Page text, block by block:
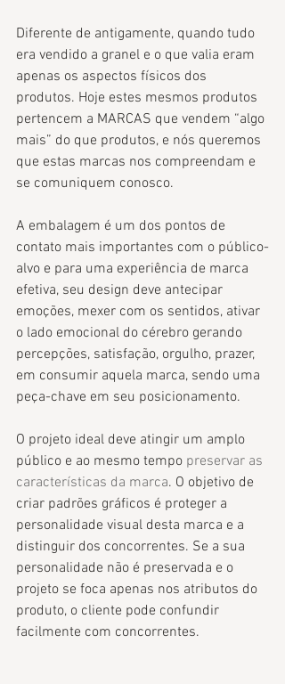
Diferente de antigamente, quando tudo
era vendido a granel e o que valia eram
apenas os aspectos físicos dos
produtos. Hoje estes mesmos produtos
pertencem a MARCAS que vendem “algo
mais” do que produtos, e nós queremos
que estas marcas nos compreendam e
se comuniquem conosco.
​​A embalagem é um dos pontos de
contato mais importantes com o público-
alvo e para uma experiência de marca
efetiva, seu design deve antecipar
emoções, mexer com os sentidos, ativar
o lado emocional do cérebro gerando
percepções, satisfação, orgulho, prazer,
em consumir aquela marca, sendo uma
peça-chave em seu posicionamento.
O projeto ideal deve atingir um amplo
público e ao mesmo tempo preservar as
características da marca. O objetivo de
criar padrões gráficos é proteger a
personalidade visual desta marca e a
distinguir dos concorrentes. Se a sua
personalidade não é preservada e o
projeto se foca apenas nos atributos do
produto, o cliente pode confundir
facilmente com concorrentes.